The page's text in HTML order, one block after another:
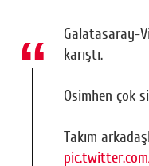
Galatasaray-
karıştı.
Osimhen çok
Takım